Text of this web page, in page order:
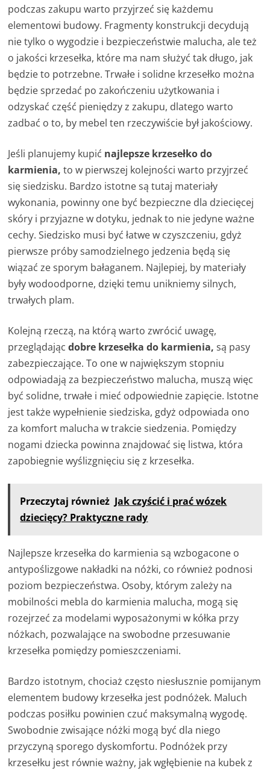
podczas zakupu warto przyjrzeć się każdemu
elementowi budowy. Fragmenty konstrukcji decydują
nie tylko o wygodzie i bezpieczeństwie malucha, ale też
o jakości krzesełka, które ma nam służyć tak długo, jak
będzie to potrzebne. Trwałe i solidne krzesełko można
będzie sprzedać po zakończeniu użytkowania i
odzyskać część pieniędzy z zakupu, dlatego warto
zadbać o to, by mebel ten rzeczywiście był jakościowy.
Jeśli planujemy kupić najlepsze krzesełko do
karmienia,to w pierwszej kolejności warto przyjrzeć
się siedzisku. Bardzo istotne są tutaj materiały
wykonania, powinny one być bezpieczne dla dziecięcej
skóry i przyjazne w dotyku, jednak to nie jedyne ważne
cechy. Siedzisko musi być łatwe w czyszczeniu, gdyż
pierwsze próby samodzielnego jedzenia będą się
wiązać ze sporym bałaganem. Najlepiej, by materiały
były wodoodporne, dzięki temu unikniemy silnych,
trwałych plam.
Kolejną rzeczą, na którą warto zwrócić uwagę,
przeglądającdobre krzesełka do karmienia,są pasy
zabezpieczające. To one w największym stopniu
odpowiadają za bezpieczeństwo malucha, muszą więc
być solidne, trwałe i mieć odpowiednie zapięcie. Istotne
jest także wypełnienie siedziska, gdyż odpowiada ono
za komfort malucha w trakcie siedzenia. Pomiędzy
nogami dziecka powinna znajdować się listwa, która
zapobiegnie wyślizgnięciu się z krzesełka.
Przeczytaj również Jak czyścić i prać wózek
dziecięcy? Praktyczne rady
Najlepsze krzesełka do karmienia są wzbogacone o
antypoślizgowe nakładki na nóżki, co również podnosi
poziom bezpieczeństwa. Osoby, którym zależy na
mobilności mebla do karmienia malucha, mogą się
rozejrzeć za modelami wyposażonymi w kółka przy
nóżkach, pozwalające na swobodne przesuwanie
krzesełka pomiędzy pomieszczeniami.
Bardzo istotnym, chociaż często niesłusznie pomijanym
elementem budowy krzesełka jest podnóżek. Maluch
podczas posiłku powinien czuć maksymalną wygodę.
Swobodnie zwisające nóżki mogą być dla niego
przyczyną sporego dyskomfortu. Podnóżek przy
krzesełku jest równie ważny, jak wgłębienie na kubek z